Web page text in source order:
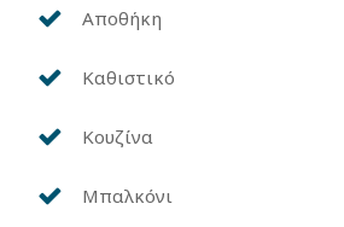
Αποθήκη
Καθιστικό
Κουζίνα
Μπαλκόνι